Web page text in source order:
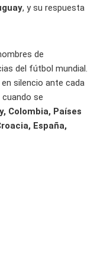
, y su respuesta
de
del fútbol mundial.
silencio ante cada
se
Colombia, Países
España,